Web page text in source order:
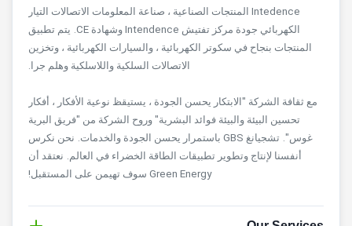
Intedence المنتجات الصناعية ، صناعة المعلومات الاتصالات التيار
الكهربائي جودة مركز تفتيش Intendence وشهادة CE.
يتم تطبيق
المنتجات بنجاح في سكوتر الكهربائية ، والسيارات الكهربائية ، وتخزين
الاتصالات السلكية واللاسلكية وهلم جرا.
مع ثقافة الشركة "الابتكار يحسن الجودة ، يستيقظ نوعية الأفكار ، أفكار
تحسين البيئة والبيئة فوائد البشرية" وروح الشركة من "فريق البرية
غوس". تشجيانغ GBS باستمرار يحسن الجودة والخدمات.
نحن نكرس
أنفسنا لإنتاج وتطوير تطبيقات الطاقة الخضراء في العالم. نعتقد أن
Green Energy سوف تهيمن على المستقبل!